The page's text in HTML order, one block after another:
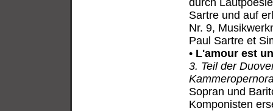
durch
Sartre und auf
Nr. 9,
Paul Sartre et
• L'amour est
3. Teil der
Sopran und
Komponisten